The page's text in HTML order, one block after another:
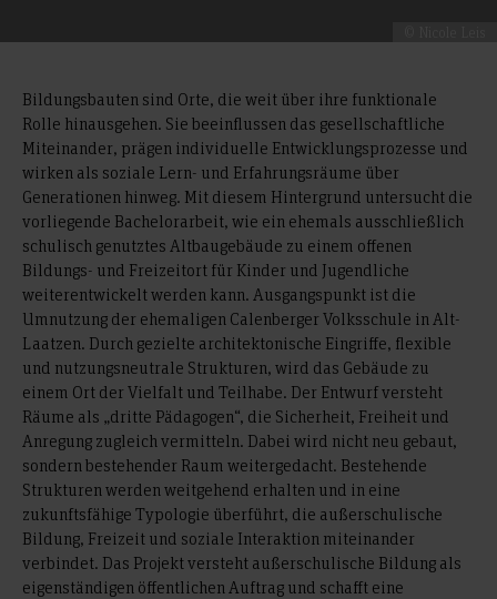
Bildungsbauten sind Orte, die weit über ihre funktionale
Rolle hinausgehen. Sie beeinflussen das gesellschaftliche
Miteinander, prägen individuelle Entwicklungsprozesse und
wirken als soziale Lern- und Erfahrungsräume über
Generationen hinweg. Mit diesem Hintergrund untersucht die
vorliegende Bachelorarbeit, wie ein ehemals ausschließlich
schulisch genutztes Altbaugebäude zu einem offenen
Bildungs- und Freizeitort für Kinder und Jugendliche
weiterentwickelt werden kann. Ausgangspunkt ist die
Umnutzung der ehemaligen Calenberger Volksschule in Alt-
Laatzen. Durch gezielte architektonische Eingriffe, flexible
und nutzungsneutrale Strukturen, wird das Gebäude zu
einem Ort der Vielfalt und Teilhabe. Der Entwurf versteht
Räume als „dritte Pädagogen“, die Sicherheit, Freiheit und
Anregung zugleich vermitteln. Dabei wird nicht neu gebaut,
sondern bestehender Raum weitergedacht. Bestehende
Strukturen werden weitgehend erhalten und in eine
zukunftsfähige Typologie überführt, die außerschulische
Bildung, Freizeit und soziale Interaktion miteinander
verbindet. Das Projekt versteht außerschulische Bildung als
eigenständigen öffentlichen Auftrag und schafft eine